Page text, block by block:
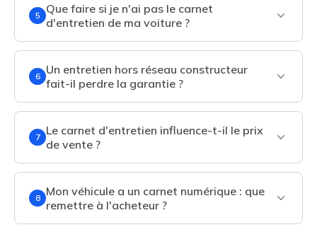
5
Que faire si je n'ai pas le carnet
d'entretien de ma voiture ?
6
Un entretien hors réseau constructeur
fait-il perdre la garantie ?
7
Le carnet d'entretien influence-t-il le prix
de vente ?
8
Mon véhicule a un carnet numérique : que
remettre à l'acheteur ?